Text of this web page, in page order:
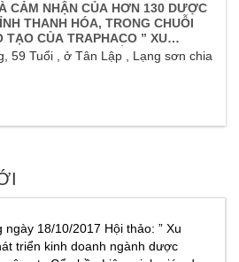
CẢM NHẬN CỦA HƠN 130 DƯỢC
THANH HÓA, TRONG CHUỖI
CỦA TRAPHACO ” XU
NGÀNH DƯỢC PHẨM NĂM 2017″
THÁI ĐỖ VĂN DŨNG CHIA SẺ.
TỔ CHỨC VÀO SÁNG NGÀY
59 Tuổi , ở Tân Lập , Lạng sơn chia
ngày 18/10/2017 Hội thảo: ” Xu
triển kinh doanh ngành dược